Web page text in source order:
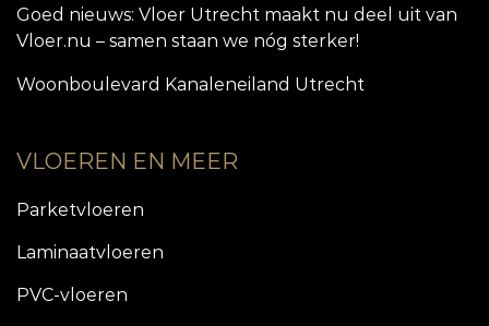
Goed nieuws: Vloer Utrecht maakt nu deel uit van
Vloer.nu – samen staan we nóg sterker!
Woonboulevard Kanaleneiland Utrecht
VLOEREN EN MEER
Parketvloeren
Laminaatvloeren
PVC-vloeren